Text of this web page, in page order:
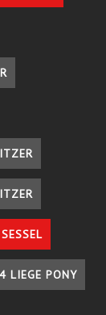
LIEGE PONY